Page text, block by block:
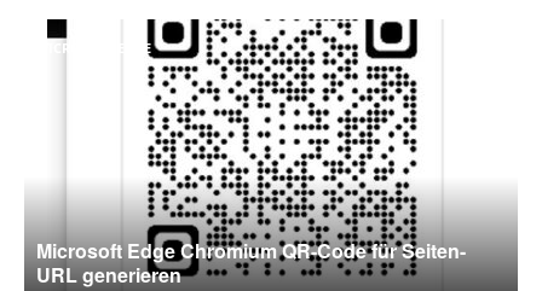
MICROSOFT EDGE
Microsoft Edge Chromium QR-Code für Seiten-
URL generieren